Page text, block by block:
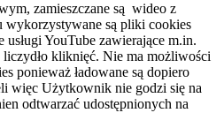
zamieszczane są wideo z
wykorzystywane są pliki cookies
YouTube zawierające m.in.
kliknięć. Nie ma możliwości
ponieważ ładowane są dopiero
więc Użytkownik nie godzi się na
odtwarzać udostępnionych na